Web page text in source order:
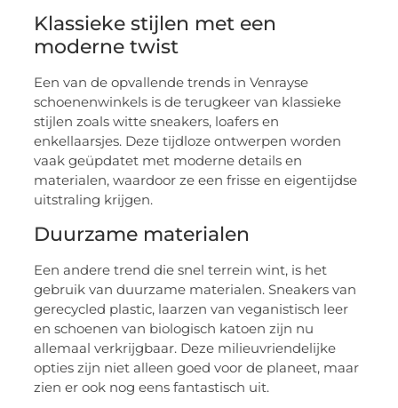
Klassieke stijlen met een
moderne twist
Een van de opvallende trends in Venrayse
schoenenwinkels is de terugkeer van klassieke
stijlen zoals witte sneakers, loafers en
enkellaarsjes. Deze tijdloze ontwerpen worden
vaak geüpdatet met moderne details en
materialen, waardoor ze een frisse en eigentijdse
uitstraling krijgen.
Duurzame materialen
Een andere trend die snel terrein wint, is het
gebruik van duurzame materialen. Sneakers van
gerecycled plastic, laarzen van veganistisch leer
en schoenen van biologisch katoen zijn nu
allemaal verkrijgbaar. Deze milieuvriendelijke
opties zijn niet alleen goed voor de planeet, maar
zien er ook nog eens fantastisch uit.